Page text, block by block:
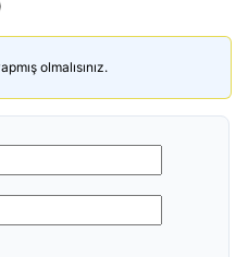
olmalısınız.